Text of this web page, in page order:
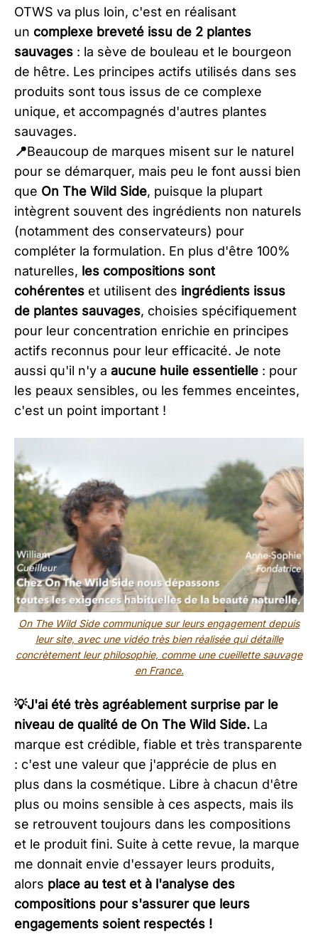
OTWS va plus loin, c'est en réalisant
un complexe breveté issu de 2 plantes
sauvages : la sève de bouleau et le bourgeon
de hêtre. Les principes actifs utilisés dans ses
produits sont tous issus de ce complexe
unique, et accompagnés d'autres plantes
sauvages.
📍Beaucoup de marques misent sur le naturel
pour se démarquer, mais peu le font aussi bien
que On The Wild Side, puisque la plupart
intègrent souvent des ingrédients non naturels
(notamment des conservateurs) pour
compléter la formulation. En plus d'être 100%
naturelles, les compositions sont
cohérentes et utilisent des ingrédients issus
de plantes sauvages, choisies spécifiquement
pour leur concentration enrichie en principes
actifs reconnus pour leur efficacité. Je note
aussi qu'il n'y a aucune huile essentielle : pour
les peaux sensibles, ou les femmes enceintes,
c'est un point important !
On The Wild Side communique sur leurs engagement depuis
leur site, avec une vidéo très bien réalisée qui détaille
concrètement leur philosophie, comme une cueillette sauvage
en France.
💡J'ai été très agréablement surprise par le
niveau de qualité de On The Wild Side. La
marque est crédible, fiable et très transparente
: c'est une valeur que j'apprécie de plus en
plus dans la cosmétique. Libre à chacun d'être
plus ou moins sensible à ces aspects, mais ils
se retrouvent toujours dans les compositions
et le produit fini. Suite à cette revue, la marque
me donnait envie d'essayer leurs produits,
alors place au test et à l'analyse des
compositions pour s'assurer que leurs
engagements soient respectés !